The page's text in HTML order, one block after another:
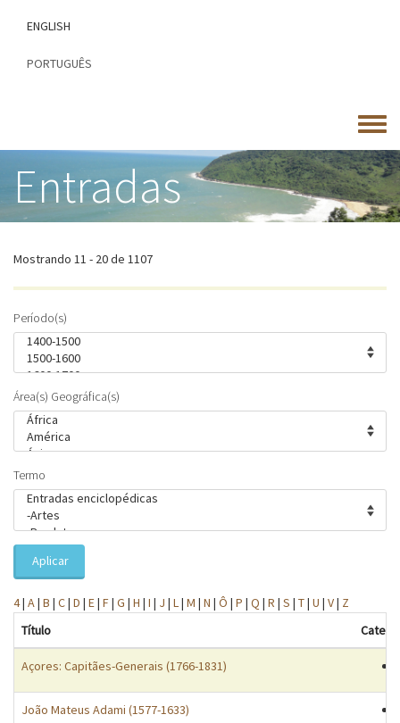
conteúdo
ENGLISH
PORTUGUÊS
Toggle
menu
Entradas
Mostrando 11 - 20 de 1107
Período(s)
Área(s) Geográfica(s)
Termo
Aplicar
4| A| B | C| D | E| F| G | H | I | J | L| M | N | Ô | P | Q | R | S | T| U | V| Z
Título
Açores: Capitães-Generais (1766-1831)
João Mateus Adami (1577-1633)